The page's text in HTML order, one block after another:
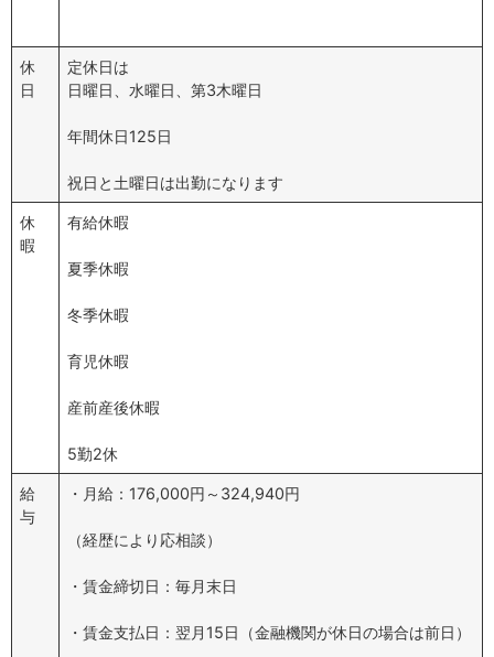
休
日
定休日は
日曜日、水曜日、第3木曜日
年間休日125日
祝日と土曜日は出勤になります
休
暇
有給休暇
夏季休暇
冬季休暇
育児休暇
産前産後休暇
5勤2休
給
与
・月給：176,000円～324,940円
（経歴により応相談）
・賃金締切日：毎月末日
・賃金支払日：翌月15日（金融機関が休日の場合は前日）